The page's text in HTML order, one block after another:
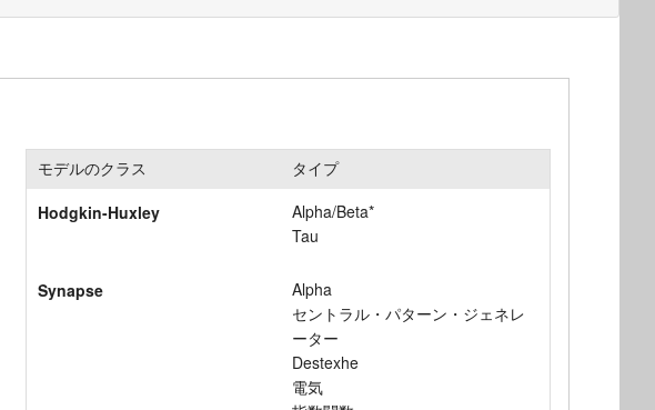
モデルのクラス
タイプ
Hodgkin-Huxley
Alpha/Beta*
Tau
Synapse
Alpha
セントラル・パターン・ジェネレ
ーター
Destexhe
電気